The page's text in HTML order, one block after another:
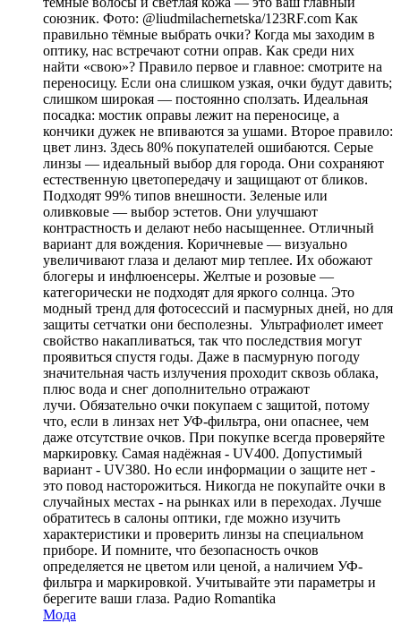
союзник. Фото: @liudmilachernetska/123RF.com Как
правильно тёмные выбрать очки? Когда мы заходим в
оптику, нас встречают сотни оправ. Как среди них
найти «свою»? Правило первое и главное: смотрите на
переносицу. Если она слишком узкая, очки будут давить;
слишком широкая — постоянно сползать. Идеальная
посадка: мостик оправы лежит на переносице, а
кончики дужек не впиваются за ушами. Второе правило:
цвет линз. Здесь 80% покупателей ошибаются. Серые
линзы — идеальный выбор для города. Они сохраняют
естественную цветопередачу и защищают от бликов.
Подходят 99% типов внешности. Зеленые или
оливковые — выбор эстетов. Они улучшают
контрастность и делают небо насыщеннее. Отличный
вариант для вождения. Коричневые — визуально
увеличивают глаза и делают мир теплее. Их обожают
блогеры и инфлюенсеры. Желтые и розовые —
категорически не подходят для яркого солнца. Это
модный тренд для фотосессий и пасмурных дней, но для
защиты сетчатки они бесполезны. Ультрафиолет имеет
свойство накапливаться, так что последствия могут
проявиться спустя годы. Даже в пасмурную погоду
значительная часть излучения проходит сквозь облака,
плюс вода и снег дополнительно отражают
лучи. Обязательно очки покупаем с защитой, потому
что, если в линзах нет УФ-фильтра, они опаснее, чем
даже отсутствие очков. При покупке всегда проверяйте
маркировку. Самая надёжная - UV400. Допустимый
вариант - UV380. Но если информации о защите нет -
это повод насторожиться. Никогда не покупайте очки в
случайных местах - на рынках или в переходах. Лучше
обратитесь в салоны оптики, где можно изучить
характеристики и проверить линзы на специальном
приборе. И помните, что безопасность очков
определяется не цветом или ценой, а наличием УФ-
фильтра и маркировкой. Учитывайте эти параметры и
берегите ваши глаза. Радио Romantika
Мода